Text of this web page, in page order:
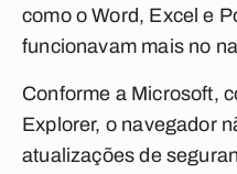
como o Word, Excel e
funcionavam mais no
Conforme a Microsoft,
Explorer, o navegador
atualizações de